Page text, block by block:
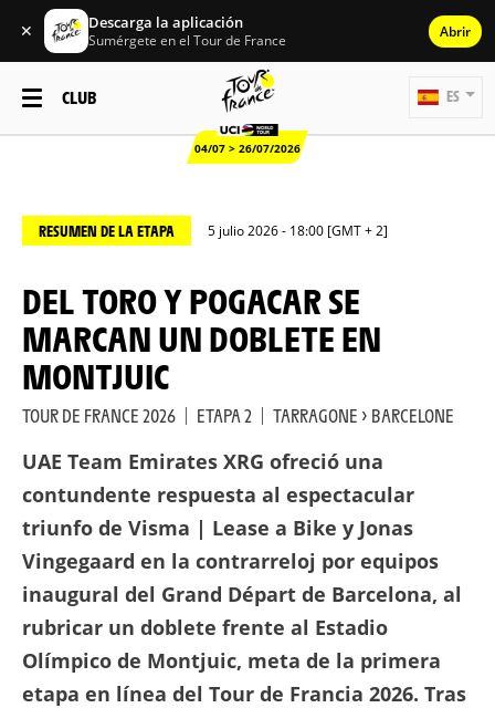
✕ Descarga la aplicación
Sumérgete en el Tour de France Abrir
CLUB
04/07 > 26/07/2026
ES
RESUMEN DE LA ETAPA 5 julio 2026 - 18:00 [GMT + 2]
DEL TORO Y POGACAR SE
MARCAN UN DOBLETE EN
MONTJUIC
TOUR DE FRANCE 2026 | ETAPA 2 | TARRAGONE > BARCELONE
UAE Team Emirates XRG ofreció una
contundente respuesta al espectacular
triunfo de Visma | Lease a Bike y Jonas
Vingegaard en la contrarreloj por equipos
inaugural del Grand Départ de Barcelona, al
rubricar un doblete frente al Estadio
Olímpico de Montjuic, meta de la primera
etapa en línea del Tour de Francia 2026. Tras